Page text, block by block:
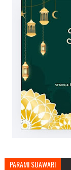
PARAMI SUAWARI